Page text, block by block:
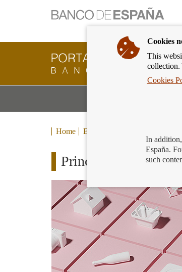
Banking
Customer
Banco
back
to
Home Blog
Principales
Cookies
This
collection.
Cookies
In
España.
such